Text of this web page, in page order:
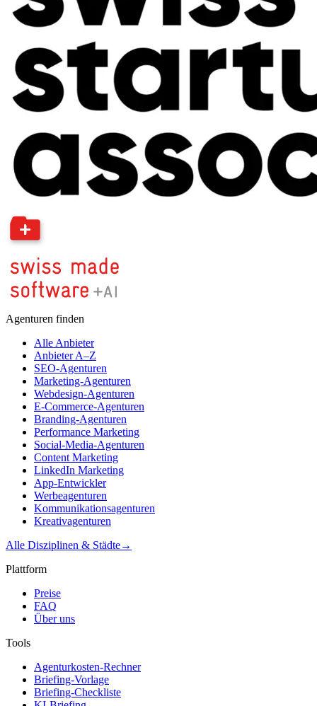
Agenturen finden
Alle Anbieter
Anbieter A–Z
SEO-Agenturen
Marketing-Agenturen
Webdesign-Agenturen
E-Commerce-Agenturen
Branding-Agenturen
Performance Marketing
Social-Media-Agenturen
Content Marketing
LinkedIn Marketing
App-Entwickler
Werbeagenturen
Kommunikationsagenturen
Kreativagenturen
Alle Disziplinen & Städte→
Plattform
Preise
FAQ
Über uns
Tools
Agenturkosten-Rechner
Briefing-Vorlage
Briefing-Checkliste